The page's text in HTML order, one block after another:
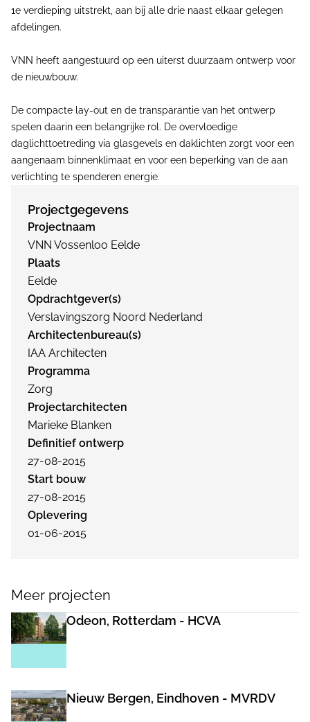
1e verdieping uitstrekt, aan bij alle drie naast elkaar gelegen
afdelingen.
VNN heeft aangestuurd op een uiterst duurzaam ontwerp voor
de nieuwbouw.
De compacte lay-out en de transparantie van het ontwerp
spelen daarin een belangrijke rol. De overvloedige
daglichttoetreding via glasgevels en daklichten zorgt voor een
aangenaam binnenklimaat en voor een beperking van de aan
verlichting te spenderen energie.
Projectgegevens
Projectnaam
VNN Vossenloo Eelde
Plaats
Eelde
Opdrachtgever(s)
Verslavingszorg Noord Nederland
Architectenbureau(s)
IAA Architecten
Programma
Zorg
Projectarchitecten
Marieke Blanken
Definitief ontwerp
27-08-2015
Start bouw
27-08-2015
Oplevering
01-06-2015
Meer projecten
Odeon, Rotterdam - HCVA
Nieuw Bergen, Eindhoven - MVRDV